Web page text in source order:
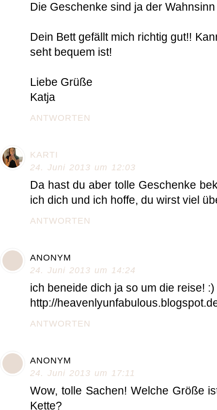
Die Geschenke sind ja der
Dein Bett gefällt mich richtig gut!!
seht bequem ist!
Liebe Grüße
Katja
ANTWORTEN
KARTI
24. Juni 2013 um 12:03
Da hast du aber tolle Geschenke
ich dich und ich hoffe, du wirst viel
ANTWORTEN
ANONYM
24. Juni 2013 um 14:24
ich beneide dich ja so um die reise! :)
http://
ANTWORTEN
ANONYM
24. Juni 2013 um 17:11
Wow, tolle Sachen! Welche Größe
Kette?